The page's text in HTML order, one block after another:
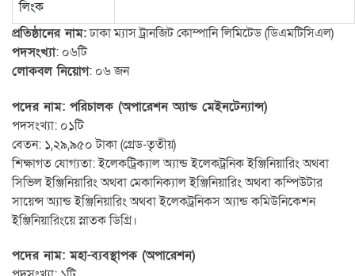
লিংক
প্রতিষ্ঠানের নাম:ঢাকা ম্যাস ট্রানজিট কোম্পানি লিমিটেড (ডিএমটিসিএল)
পদসংখ্যা: ০৬টি
লোকবল নিয়োগ: ০৬ জন
পদের নাম: পরিচালক (অপারেশন অ্যান্ড মেইনটেন্যান্স)
পদসংখ্যা: ০১টি
বেতন: ১,২৯,৯৫০ টাকা (গ্রেড-তৃতীয়)
শিক্ষাগত যোগ্যতা: ইলেকট্রিক্যাল অ্যান্ড ইলেকট্রনিক ইঞ্জিনিয়ারিং অথবা
সিভিল ইঞ্জিনিয়ারিং অথবা মেকানিক্যাল ইঞ্জিনিয়ারিং অথবা কম্পিউটার
সায়েন্স অ্যান্ড ইঞ্জিনিয়ারিং অথবা ইলেকট্রনিকস অ্যান্ড কমিউনিকেশন
ইঞ্জিনিয়ারিংয়ে স্নাতক ডিগ্রি।
পদের নাম: মহা-ব্যবস্থাপক (অপারেশন)